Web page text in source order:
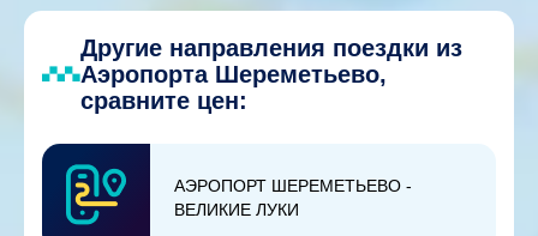
Другие направления поездки из
Аэропорта Шереметьево,
сравните цен:
АЭРОПОРТ ШЕРЕМЕТЬЕВО -
ВЕЛИКИЕ ЛУКИ